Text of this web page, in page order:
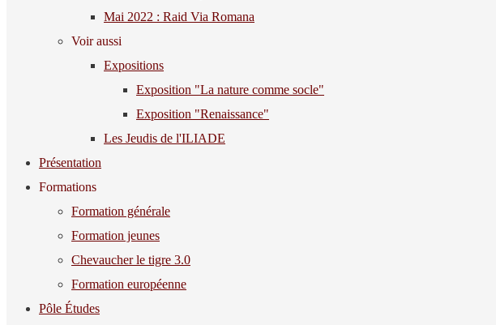
Mai 2022 : Raid Via Romana
Voir aussi
Expositions
Exposition "La nature comme socle"
Exposition "Renaissance"
Les Jeudis de l'ILIADE
Présentation
Formations
Formation générale
Formation jeunes
Chevaucher le tigre 3.0
Formation européenne
Pôle Études